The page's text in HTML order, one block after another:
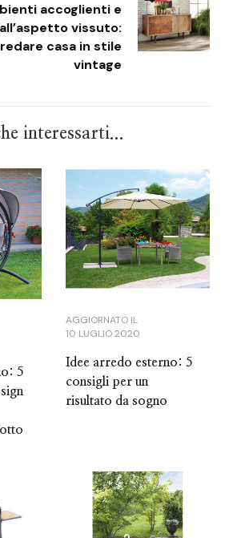
accoglienti e
vissuto:
casa in stile
vintage
interessarti...
5
AGGIORNATO IL
10 LUGLIO 2020
Idee arredo esterno: 5
consigli per un
risultato da sogno